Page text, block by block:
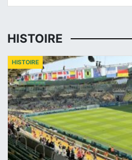
HISTOIRE
HISTOIRE